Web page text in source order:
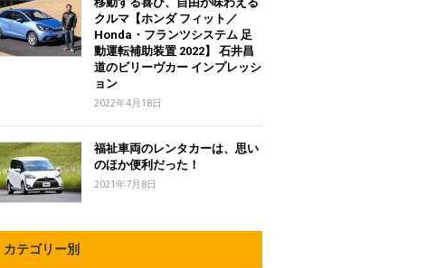
クルマ【ホンダ フィット／
Honda・フランツシステム 足
動運転補助装置 2022】 石井昌
道のビリーヴカー インプレッシ
ョン
2022年4月18日
福祉車両のレンタカーは、思い
のほか便利だった！
2021年7月8日
カテゴリー別